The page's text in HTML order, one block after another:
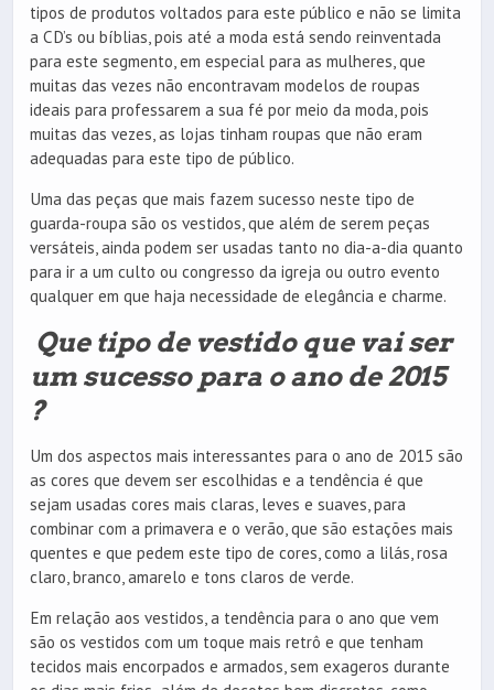
tipos de produtos voltados para este público e não se limita
a CD’s ou bíblias, pois até a moda está sendo reinventada
para este segmento, em especial para as mulheres, que
muitas das vezes não encontravam modelos de roupas
ideais para professarem a sua fé por meio da moda, pois
muitas das vezes, as lojas tinham roupas que não eram
adequadas para este tipo de público.
Uma das peças que mais fazem sucesso neste tipo de
guarda-roupa são os vestidos, que além de serem peças
versáteis, ainda podem ser usadas tanto no dia-a-dia quanto
para ir a um culto ou congresso da igreja ou outro evento
qualquer em que haja necessidade de elegância e charme.
Que tipo de vestido que vai ser
um sucesso para o ano de 2015
?
Um dos aspectos mais interessantes para o ano de 2015 são
as cores que devem ser escolhidas e a tendência é que
sejam usadas cores mais claras, leves e suaves, para
combinar com a primavera e o verão, que são estações mais
quentes e que pedem este tipo de cores, como a lilás, rosa
claro, branco, amarelo e tons claros de verde.
Em relação aos vestidos, a tendência para o ano que vem
são os vestidos com um toque mais retrô e que tenham
tecidos mais encorpados e armados, sem exageros durante